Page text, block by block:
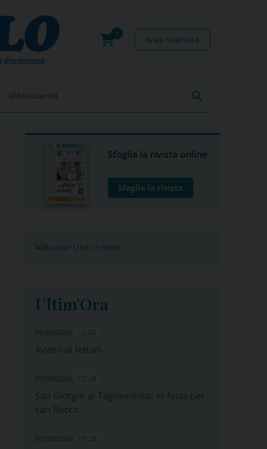
0
Area riservata
Abbonamenti
Sfoglia la rivista online
Sfoglia la rivista
Ultim'Ora
06/08/2026 12:00
Avviso ai lettori
07/08/2026 12:28
San Giorgio al Tagliamento: in festa per
san Rocco
07/08/2026 11:29